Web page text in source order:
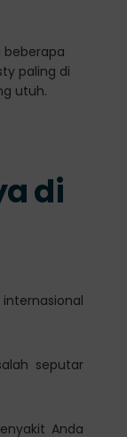
di
seputar
Anda